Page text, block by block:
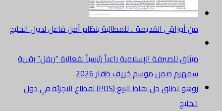
من أوراقي القديمة .. للمطالبة بنظام أمن فاعل لدول الخليج
ميثاق للصيرفة الإسلامية راعياً رئيسياً لفعالية “ريفل” بقرية
سمهرم ضمن موسم خريف ظفار 2026
زوهو تطلق حل نقاط البيع (POS) لقطاع التجزئة في دول
الخليج